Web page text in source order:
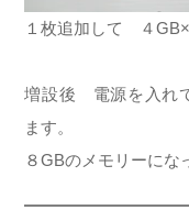
１枚追加して ４
増設後 電源を入れ
ます。
８GBのメモリーにな